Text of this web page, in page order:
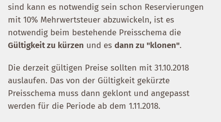
sind kann es notwendig sein schon Reservierungen
mit 10% Mehrwertsteuer abzuwickeln, ist es
notwendig beim bestehende Preisschema die
Gültigkeit zu kürzen und es dann zu "klonen".
Die derzeit gültigen Preise sollten mit 31.10.2018
auslaufen. Das von der Gültigkeit gekürzte
Preisschema muss dann geklont und angepasst
werden für die Periode ab dem 1.11.2018.